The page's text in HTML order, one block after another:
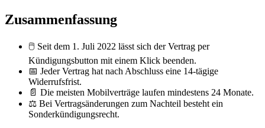
Zusammenfassung
🖱️ Seit dem 1. Juli 2022 lässt sich der Vertrag per
Kündigungsbutton mit einem Klick beenden.
📅 Jeder Vertrag hat nach Abschluss eine 14-tägige
Widerrufsfrist.
📄 Die meisten Mobilverträge laufen mindestens 24 Monate.
⚖️ Bei Vertragsänderungen zum Nachteil besteht ein
Sonderkündigungsrecht.